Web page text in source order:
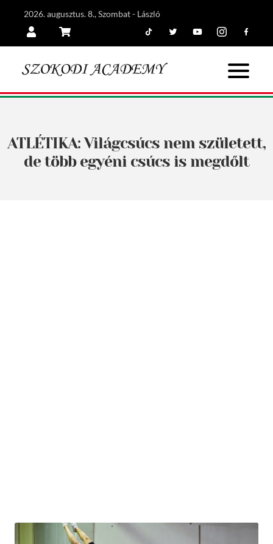
2026. augusztus. 8., Szombat - László
ATLÉTIKA: Világcsúcs nem született,
de több egyéni csúcs is megdőlt